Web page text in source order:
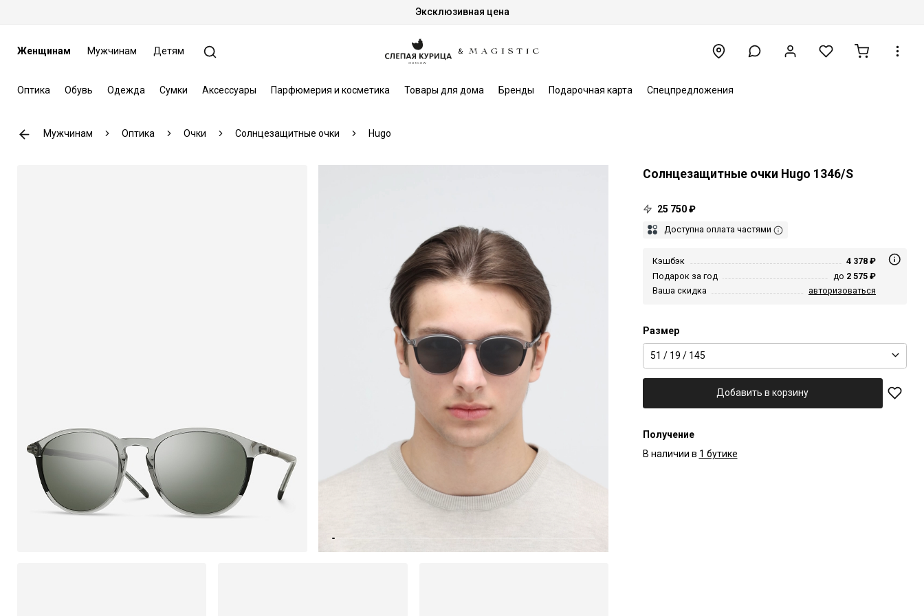
Эксклюзивная цена
Женщинам Мужчинам Детям
Оптика Обувь Одежда Сумки Аксессуары Парфюмерия и косметика Товары для дома Бренды Подарочная карта Спецпредложения
Мужчинам Оптика Очки Солнцезащитные очки Hugo
Солнцезащитные очки Hugo 1346/S
25 750 ₽
Доступна оплата частями
Кэшбэк
4 378 ₽
Подарок за год
до 2 575 ₽
Ваша скидка
авторизоваться
Размер
51 / 19 / 145
Добавить в корзину
Получение
В наличии в 1 бутике